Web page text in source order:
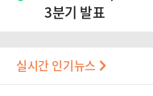
3분기 발표
실시간 인기뉴스